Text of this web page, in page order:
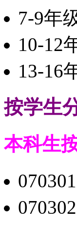
7-9年
10-12
13-16
按学生
本科生
070302